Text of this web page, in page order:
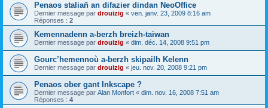
Penaos staliañ an difazier dindan NeoOffice
Dernier message par drouizig « ven. janv. 23, 2009 8:16 am
Réponses : 2
Kemennadenn a-berzh breizh-taiwan
Dernier message par drouizig « dim. déc. 14, 2008 9:51 pm
Gourc’hemennoù a-berzh skipailh Kelenn
Dernier message par drouizig « jeu. nov. 20, 2008 9:21 pm
Penaos ober gant Inkscape ?
Dernier message par Alan Monfort « dim. nov. 16, 2008 7:51 am
Réponses : 4